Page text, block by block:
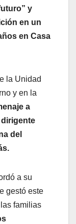
y
en un
en Casa
la Unidad
y en la
a
del
a su
gestó este
familias